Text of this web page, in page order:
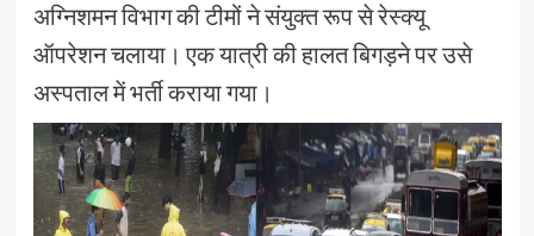
अग्निशमन विभाग की टीमों ने संयुक्त रूप से रेस्क्यू
ऑपरेशन चलाया। एक यात्री की हालत बिगड़ने पर उसे
अस्पताल में भर्ती कराया गया।